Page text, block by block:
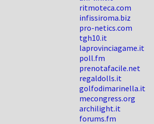
ritmoteca.com
infissiroma.biz
pro-netics.com
tgh10.it
laprovinciagame.it
poll.fm
prenotafacile.net
regaldolls.it
golfodimarinella.it
mecongress.org
archilight.it
forums.fm